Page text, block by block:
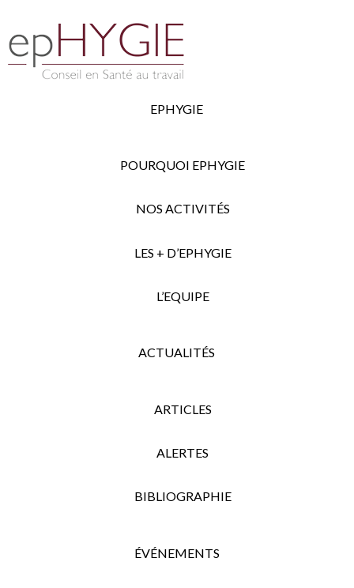
EPHYGIE
POURQUOI EPHYGIE
NOS ACTIVITÉS
LES + D’EPHYGIE
L’EQUIPE
ACTUALITÉS
ARTICLES
ALERTES
BIBLIOGRAPHIE
ÉVÉNEMENTS